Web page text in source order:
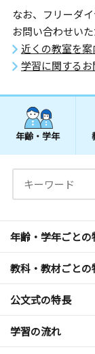
なお、フリーダ
お問い合わせいた
近くの教室を
学習に関する
年齢・学年
年齢・学年ごとの
教科・教材ごとの
公文式の特長
学習の流れ